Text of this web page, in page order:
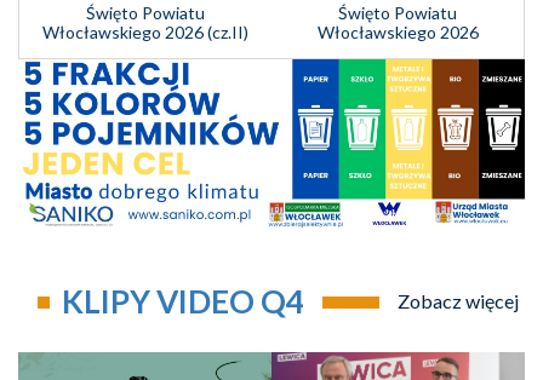
Święto Powiatu
Włocławskiego 2026 (cz.II)
Święto Powiatu
Włocławskiego 2026
KLIPY VIDEO Q4 Zobacz więcej